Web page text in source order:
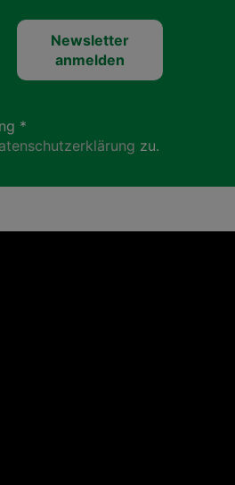
*
zu.